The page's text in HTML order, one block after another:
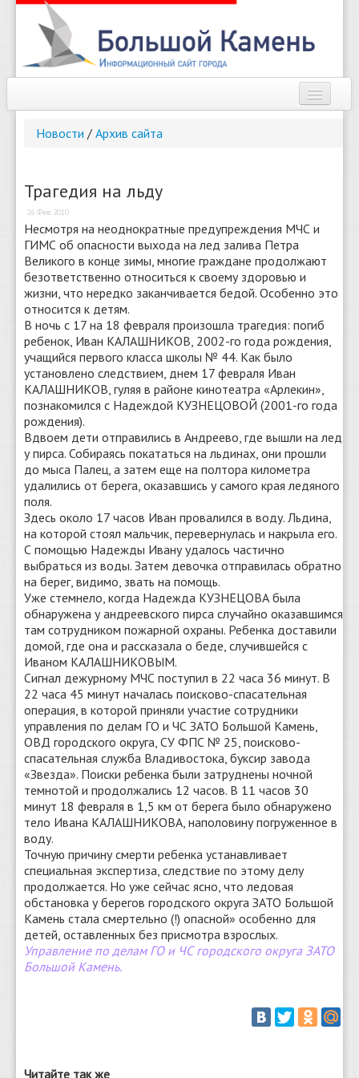
Справочник
Погода
О сайте
Найти
Новости / Архив сайта
Трагедия на льду
26 Фев 2010
Несмотря на неоднократные предупреждения МЧС и
ГИМС об опасности выхода на лед залива Петра
Великого в конце зимы, многие граждане продолжают
безответственно относиться к своему здоровью и
жизни, что нередко заканчивается бедой. Особенно это
относится к детям.
В ночь с 17 на 18 февраля произошла трагедия: погиб
ребенок, Иван КАЛАШНИКОВ, 2002-го года рождения,
учащийся первого класса школы № 44. Как было
установлено следствием, днем 17 февраля Иван
КАЛАШНИКОВ, гуляя в районе кинотеатра «Арлекин»,
познакомился с Надеждой КУЗНЕЦОВОЙ (2001-го года
рождения).
Вдвоем дети отправились в Андреево, где вышли на лед
у пирса. Собираясь покататься на льдинах, они прошли
до мыса Палец, а затем еще на полтора километра
удалились от берега, оказавшись у самого края ледяного
поля.
Здесь около 17 часов Иван провалился в воду. Льдина,
на которой стоял мальчик, перевернулась и накрыла его.
С помощью Надежды Ивану удалось частично
выбраться из воды. Затем девочка отправилась обратно
на берег, видимо, звать на помощь.
Уже стемнело, когда Надежда КУЗНЕЦОВА была
обнаружена у андреевского пирса случайно оказавшимся
там сотрудником пожарной охраны. Ребенка доставили
домой, где она и рассказала о беде, случившейся с
Иваном КАЛАШНИКОВЫМ.
Сигнал дежурному МЧС поступил в 22 часа 36 минут. В
22 часа 45 минут началась поисково-спасательная
операция, в которой приняли участие сотрудники
управления по делам ГО и ЧС ЗАТО Большой Камень,
ОВД городского округа, СУ ФПС № 25, поисково-
спасательная служба Владивостока, буксир завода
«Звезда». Поиски ребенка были затруднены ночной
темнотой и продолжались 12 часов. В 11 часов 30
минут 18 февраля в 1,5 км от берега было обнаружено
тело Ивана КАЛАШНИКОВА, наполовину погруженное в
воду.
Точную причину смерти ребенка устанавливает
специальная экспертиза, следствие по этому делу
продолжается. Но уже сейчас ясно, что ледовая
обстановка у берегов городского округа ЗАТО Большой
Камень стала смертельно (!) опасной» особенно для
детей, оставленных без присмотра взрослых.
Управление по делам ГО и ЧС городского округа ЗАТО
Большой Камень.
Читайте так же